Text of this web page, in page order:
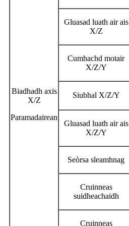
Biadhadh axis
X/Z
Paramadairean
Gluasad luath air ais
X/Z
Cumhachd motair
X/Z/Y
Siubhal X/Z/Y
Gluasad luath air ais
X/Z/Y
Seòrsa sleamhnag
Cruinneas
suidheachaidh
Cruinneas